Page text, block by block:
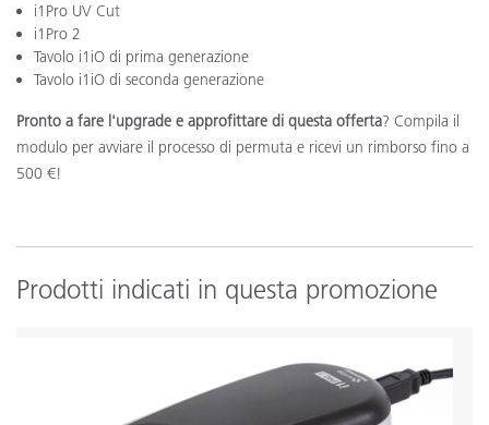
i1Pro UV Cut
i1Pro 2
Tavolo i1iO di prima generazione
Tavolo i1iO di seconda generazione
Pronto a fare l'upgrade e approfittare di questa offerta? Compila il
modulo per avviare il processo di permuta e ricevi un rimborso fino a
500 €!
Prodotti indicati in questa promozione